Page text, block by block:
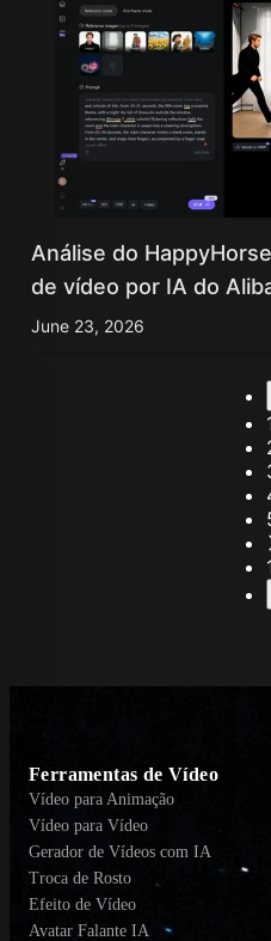
Análise do
de vídeo por IA do
June 23, 2026
Ferramentas de Vídeo
Vídeo para Animação
Vídeo para Vídeo
Gerador de Vídeos com IA
Troca de Rosto
Efeito de Vídeo
Avatar Falante IA